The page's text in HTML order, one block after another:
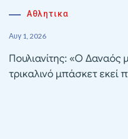
Αθλητικα
Αυγ 1, 2026
Πουλιανίτης: «Ο Δαναός
τρικαλινό μπάσκετ εκεί